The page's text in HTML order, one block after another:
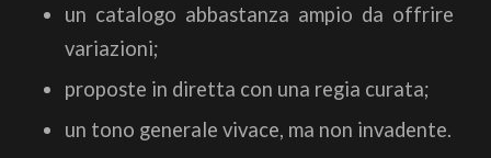
un catalogo abbastanza ampio da offrire
variazioni;
proposte in diretta con una regia curata;
un tono generale vivace, ma non invadente.